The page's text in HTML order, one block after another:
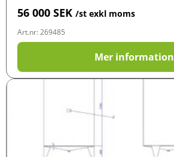
56 000 SEK /st exkl moms
Art.nr: 269485
Mer information